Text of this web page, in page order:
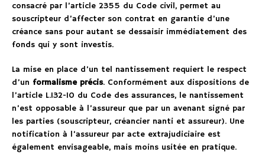
consacré par l’article 2355 du Code civil, permet au
souscripteur d’affecter son contrat en garantie d’une
créance sans pour autant se dessaisir immédiatement des
fonds qui y sont investis.
La mise en place d’un tel nantissement requiert le respect
d’un formalisme précis. Conformément aux dispositions de
l’article L.132-10 du Code des assurances, le nantissement
n’est opposable à l’assureur que par un avenant signé par
les parties (souscripteur, créancier nanti et assureur). Une
notification à l’assureur par acte extrajudiciaire est
également envisageable, mais moins usitée en pratique.